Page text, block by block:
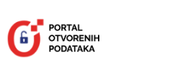
sadržaj